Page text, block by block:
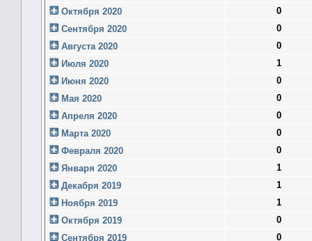
Октября 2020
0
Сентября 2020
0
Августа 2020
0
Июля 2020
1
Июня 2020
0
Мая 2020
0
Апреля 2020
0
Марта 2020
0
Февраля 2020
0
Января 2020
1
Декабря 2019
1
Ноября 2019
1
Октября 2019
0
Сентября 2019
0